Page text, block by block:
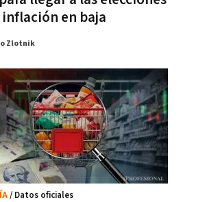
inflación en baja
Zlotnik
/ Datos oficiales